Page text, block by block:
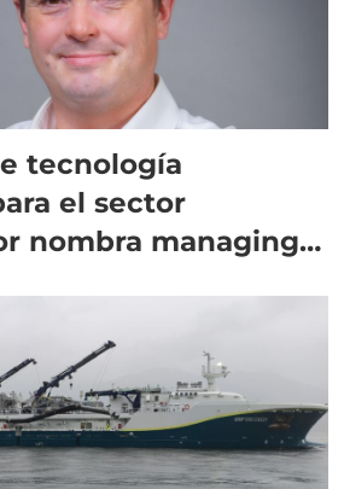
tecnología
el sector
nombra managing